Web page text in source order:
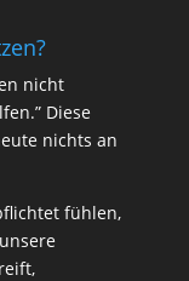
nicht
Diese
nichts an
fühlen,